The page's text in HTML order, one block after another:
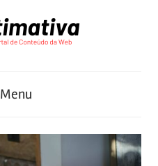
Menu